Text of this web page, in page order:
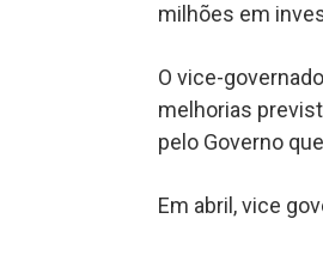
milhões em
O vice-
melhorias
pelo Governo
Em abril, vice